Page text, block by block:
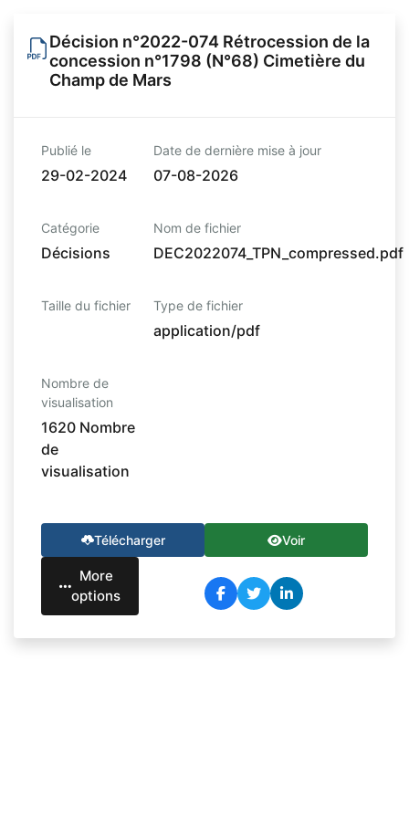
Décision n°2022-074 Rétrocession de la
concession n°1798 (N°68) Cimetière du
Champ de Mars
Publié le
29-02-2024
Date de dernière mise à jour
07-08-2026
Catégorie
Décisions
Nom de fichier
DEC2022074_TPN_compressed.pdf
Taille du fichier Type de fichier
application/pdf
Nombre de
visualisation
1620 Nombre
de
visualisation
Télécharger Voir
More
options